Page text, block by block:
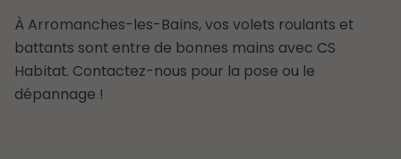
À Arromanches-les-Bains, vos volets roulants et
battants sont entre de bonnes mains avec CS
Habitat. Contactez-nous pour la pose ou le
dépannage !